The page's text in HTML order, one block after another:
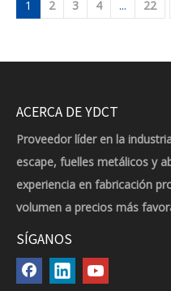
1 2 3 4 ... 22
ACERCA DE YDCT
Proveedor líder en la
escape, fuelles metálicos y
experiencia en fabricación
volumen a precios más
SÍGANOS